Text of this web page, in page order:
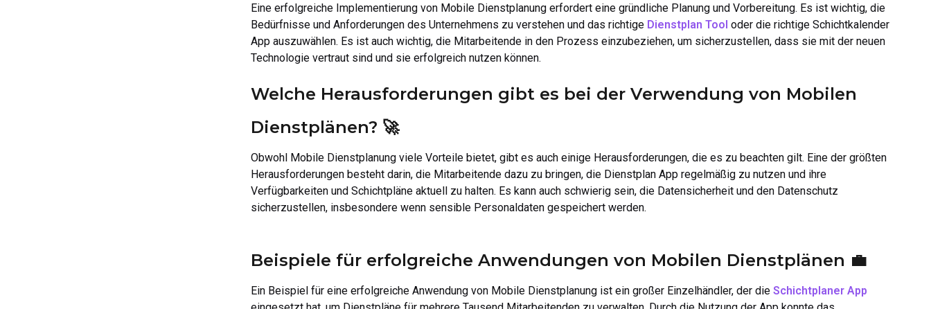
Eine erfolgreiche Implementierung von Mobile Dienstplanung erfordert eine gründliche Planung und Vorbereitung. Es ist wichtig, die
Bedürfnisse und Anforderungen des Unternehmens zu verstehen und das richtige Dienstplan Tool oder die richtige Schichtkalender
App auszuwählen. Es ist auch wichtig, die Mitarbeitende in den Prozess einzubeziehen, um sicherzustellen, dass sie mit der neuen
Technologie vertraut sind und sie erfolgreich nutzen können.
Welche Herausforderungen gibt es bei der Verwendung von Mobilen
Dienstplänen? 🚀
Obwohl Mobile Dienstplanung viele Vorteile bietet, gibt es auch einige Herausforderungen, die es zu beachten gilt. Eine der größten
Herausforderungen besteht darin, die Mitarbeitende dazu zu bringen, die Dienstplan App regelmäßig zu nutzen und ihre
Verfügbarkeiten und Schichtpläne aktuell zu halten. Es kann auch schwierig sein, die Datensicherheit und den Datenschutz
sicherzustellen, insbesondere wenn sensible Personaldaten gespeichert werden.
Beispiele für erfolgreiche Anwendungen von Mobilen Dienstplänen 💼
Ein Beispiel für eine erfolgreiche Anwendung von Mobile Dienstplanung ist ein großer Einzelhändler, der die Schichtplaner App